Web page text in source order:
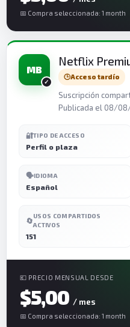
📅 Compra seleccionada: 1 month
MB
Netflix
🕒Acceso tardío
Suscripción
Publicada el 08/
🔐TIPO DE ACCESO
Perfil o plaza
🗣️IDIOMA
Español
🔄
USOS COMPARTIDOS
ACTIVOS
151
💶 PRECIO MENSUAL DESDE
$5,00 / mes
📅 Compra seleccionada: 1 month